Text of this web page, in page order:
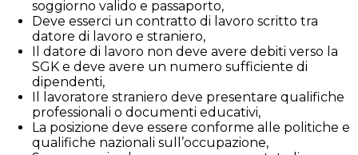
soggiorno valido e passaporto,
Deve esserci un contratto di lavoro scritto tra
datore di lavoro e straniero,
Il datore di lavoro non deve avere debiti verso la
SGK e deve avere un numero sufficiente di
dipendenti,
Il lavoratore straniero deve presentare qualifiche
professionali o documenti educativi,
La posizione deve essere conforme alle politiche e
qualifiche nazionali sull’occupazione,